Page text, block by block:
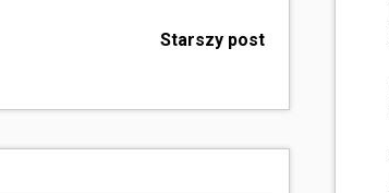
Starszy post